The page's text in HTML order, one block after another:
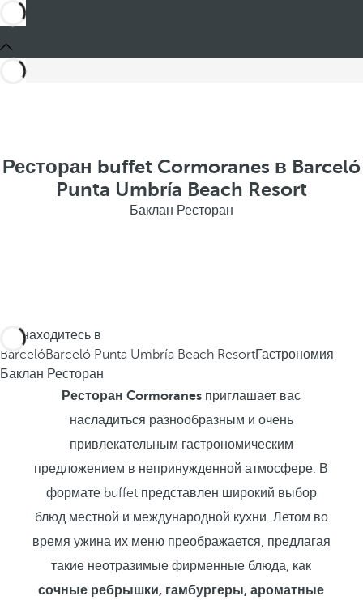
Ресторан buffet Cormoranes в Barceló
Punta Umbría Beach Resort
Баклан Ресторан
Вы находитесь в
BarcelóBarceló Punta Umbría Beach ResortГастрономия
Баклан Ресторан
Ресторан Cormoranes приглашает вас
насладиться разнообразным и очень
привлекательным гастрономическим
предложением в непринужденной атмосфере. В
формате buffet представлен широкий выбор
блюд местной и международной кухни. Летом во
время ужина их меню преображается, предлагая
такие неотразимые фирменные блюда, как
сочные ребрышки, гамбургеры, ароматные